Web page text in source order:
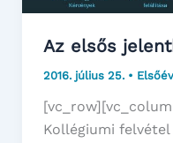
Az elsős
2016. július 25. •
Kollégiumi felvétel